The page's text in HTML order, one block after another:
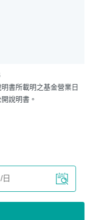
書所載明之基金營業日
說明書。